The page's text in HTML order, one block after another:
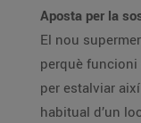
Aposta per la
El nou
perquè
per estalviar
habitual d’un